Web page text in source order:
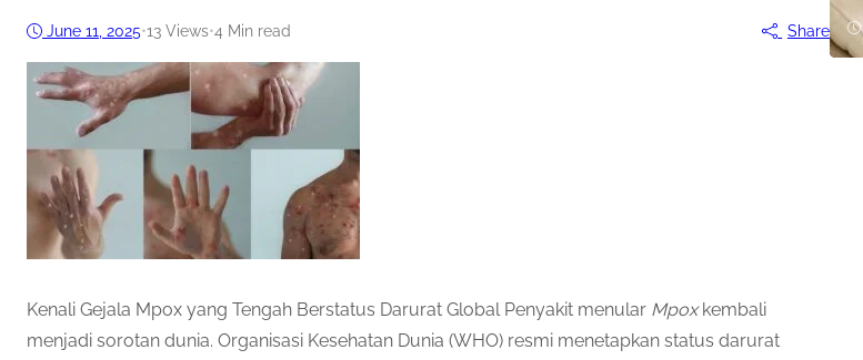
June 11, 2025•13 Views•4 Min read Share
Kenali Gejala Mpox yang Tengah Berstatus Darurat Global Penyakit menular Mpoxkembali
menjadi sorotan dunia. Organisasi Kesehatan Dunia (WHO) resmi menetapkan status darurat